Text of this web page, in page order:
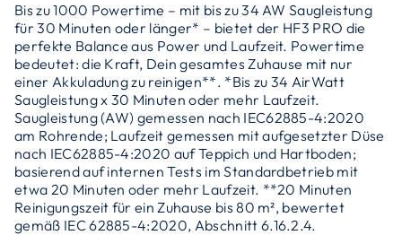
Bis zu 1000 Powertime – mit bis zu 34 AW Saugleistung
für 30 Minuten oder länger* – bietet der HF3 PRO die
perfekte Balance aus Power und Laufzeit. Powertime
bedeutet: die Kraft, Dein gesamtes Zuhause mit nur
einer Akkuladung zu reinigen**. *Bis zu 34 AirWatt
Saugleistung x 30 Minuten oder mehr Laufzeit.
Saugleistung (AW) gemessen nach IEC62885-4:2020
am Rohrende; Laufzeit gemessen mit aufgesetzter Düse
nach IEC62885-4:2020 auf Teppich und Hartboden;
basierend auf internen Tests im Standardbetrieb mit
etwa 20 Minuten oder mehr Laufzeit. **20 Minuten
Reinigungszeit für ein Zuhause bis 80 m², bewertet
gemäß IEC 62885-4:2020, Abschnitt 6.16.2.4.